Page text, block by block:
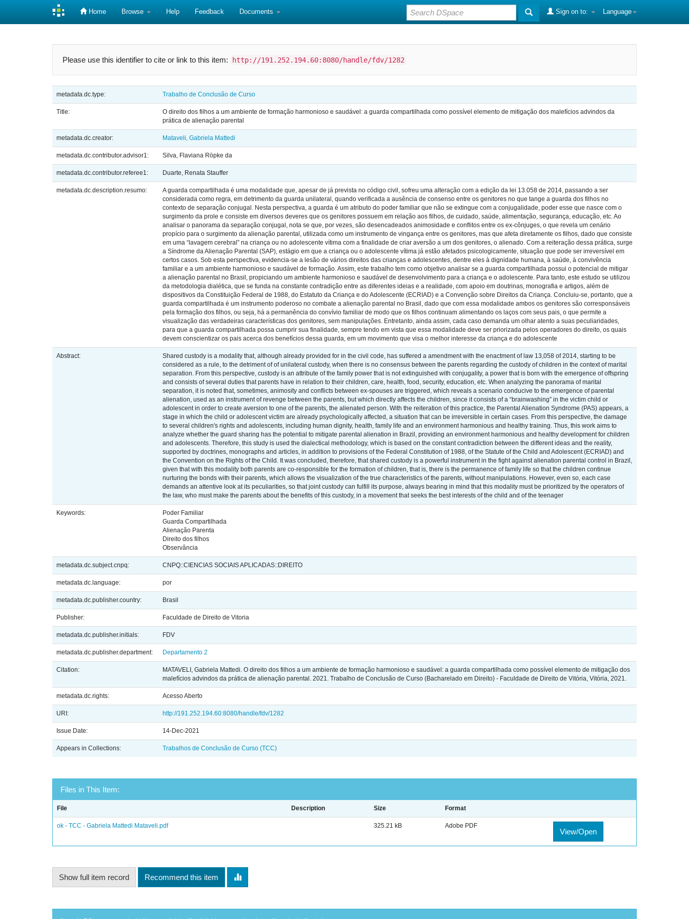
Home Browse Help Feedback Documents Language
Sign on to:
Please use this identifier to cite or link to this item: http://191.252.194.60:8080/handle/fdv/1282
metadata.dc.type: Trabalho de Conclusão de Curso
Title:
O direito dos filhos a um ambiente de formação harmonioso e saudável: a guarda compartilhada como possível elemento de mitigação dos malefícios advindos da
prática de alienação parental
metadata.dc.creator: Mataveli, Gabriela Mattedi
metadata.dc.contributor.advisor1: Silva, Flaviana Röpke da
metadata.dc.contributor.referee1: Duarte, Renata Stauffer
metadata.dc.description.resumo:
A guarda compartilhada é uma modalidade que, apesar de já prevista no código civil, sofreu uma alteração com a edição da lei 13.058 de 2014, passando a ser
considerada como regra, em detrimento da guarda unilateral, quando verificada a ausência de consenso entre os genitores no que tange a guarda dos filhos no
contexto de separação conjugal. Nesta perspectiva, a guarda é um atributo do poder familiar que não se extingue com a conjugalidade, poder esse que nasce com o
surgimento da prole e consiste em diversos deveres que os genitores possuem em relação aos filhos, de cuidado, saúde, alimentação, segurança, educação, etc. Ao
analisar o panorama da separação conjugal, nota se que, por vezes, são desencadeados animosidade e conflitos entre os ex-cônjuges, o que revela um cenário
propício para o surgimento da alienação parental, utilizada como um instrumento de vingança entre os genitores, mas que afeta diretamente os filhos, dado que consiste
em uma “lavagem cerebral” na criança ou no adolescente vítima com a finalidade de criar aversão a um dos genitores, o alienado. Com a reiteração dessa prática, surge
a Síndrome da Alienação Parental (SAP), estágio em que a criança ou o adolescente vítima já estão afetados psicologicamente, situação que pode ser irreversível em
certos casos. Sob esta perspectiva, evidencia-se a lesão de vários direitos das crianças e adolescentes, dentre eles à dignidade humana, à saúde, à convivência
familiar e a um ambiente harmonioso e saudável de formação. Assim, este trabalho tem como objetivo analisar se a guarda compartilhada possui o potencial de mitigar
a alienação parental no Brasil, propiciando um ambiente harmonioso e saudável de desenvolvimento para a criança e o adolescente. Para tanto, este estudo se utilizou
da metodologia dialética, que se funda na constante contradição entre as diferentes ideias e a realidade, com apoio em doutrinas, monografia e artigos, além de
dispositivos da Constituição Federal de 1988, do Estatuto da Criança e do Adolescente (ECRIAD) e a Convenção sobre Direitos da Criança. Concluiu-se, portanto, que a
guarda compartilhada é um instrumento poderoso no combate a alienação parental no Brasil, dado que com essa modalidade ambos os genitores são corresponsáveis
pela formação dos filhos, ou seja, há a permanência do convívio familiar de modo que os filhos continuam alimentando os laços com seus pais, o que permite a
visualização das verdadeiras características dos genitores, sem manipulações. Entretanto, ainda assim, cada caso demanda um olhar atento a suas peculiaridades,
para que a guarda compartilhada possa cumprir sua finalidade, sempre tendo em vista que essa modalidade deve ser priorizada pelos operadores do direito, os quais
devem conscientizar os pais acerca dos benefícios dessa guarda, em um movimento que visa o melhor interesse da criança e do adolescente
Abstract:
Shared custody is a modality that, although already provided for in the civil code, has suffered a amendment with the enactment of law 13,058 of 2014, starting to be
considered as a rule, to the detriment of of unilateral custody, when there is no consensus between the parents regarding the custody of children in the context of marital
separation. From this perspective, custody is an attribute of the family power that is not extinguished with conjugality, a power that is born with the emergence of offspring
and consists of several duties that parents have in relation to their children, care, health, food, security, education, etc. When analyzing the panorama of marital
separation, it is noted that, sometimes, animosity and conflicts between ex-spouses are triggered, which reveals a scenario conducive to the emergence of parental
alienation, used as an instrument of revenge between the parents, but which directly affects the children, since it consists of a “brainwashing” in the victim child or
adolescent in order to create aversion to one of the parents, the alienated person. With the reiteration of this practice, the Parental Alienation Syndrome (PAS) appears, a
stage in which the child or adolescent victim are already psychologically affected, a situation that can be irreversible in certain cases. From this perspective, the damage
to several children's rights and adolescents, including human dignity, health, family life and an environment harmonious and healthy training. Thus, this work aims to
analyze whether the guard sharing has the potential to mitigate parental alienation in Brazil, providing an environment harmonious and healthy development for children
and adolescents. Therefore, this study is used the dialectical methodology, which is based on the constant contradiction between the different ideas and the reality,
supported by doctrines, monographs and articles, in addition to provisions of the Federal Constitution of 1988, of the Statute of the Child and Adolescent (ECRIAD) and
the Convention on the Rights of the Child. It was concluded, therefore, that shared custody is a powerful instrument in the fight against alienation parental control in Brazil,
given that with this modality both parents are co-responsible for the formation of children, that is, there is the permanence of family life so that the children continue
nurturing the bonds with their parents, which allows the visualization of the true characteristics of the parents, without manipulations. However, even so, each case
demands an attentive look at its peculiarities, so that joint custody can fulfill its purpose, always bearing in mind that this modality must be prioritized by the operators of
the law, who must make the parents about the benefits of this custody, in a movement that seeks the best interests of the child and of the teenager
Keywords:
Poder Familiar
Guarda Compartilhada
Alienação Parenta
Direito dos filhos
Observância
metadata.dc.subject.cnpq: CNPQ::CIENCIAS SOCIAIS APLICADAS::DIREITO
metadata.dc.language: por
metadata.dc.publisher.country: Brasil
Publisher: Faculdade de Direito de Vitoria
metadata.dc.publisher.initials: FDV
metadata.dc.publisher.department: Departamento 2
Citation:
MATAVELI, Gabriela Mattedi. O direito dos filhos a um ambiente de formação harmonioso e saudável: a guarda compartilhada como possível elemento de mitigação dos
malefícios advindos da prática de alienação parental. 2021. Trabalho de Conclusão de Curso (Bacharelado em Direito) - Faculdade de Direito de Vitória, Vitória, 2021.
metadata.dc.rights: Acesso Aberto
URI: http://191.252.194.60:8080/handle/fdv/1282
Issue Date: 14-Dec-2021
Appears in Collections: Trabalhos de Conclusão de Curso (TCC)
Files in This Item:
File Description Size Format
ok - TCC - Gabriela Mattedi Mataveli.pdf 325.21 kB Adobe PDF
View/Open
Show full item record Recommend this item